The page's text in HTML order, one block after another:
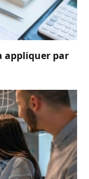
appliquer par